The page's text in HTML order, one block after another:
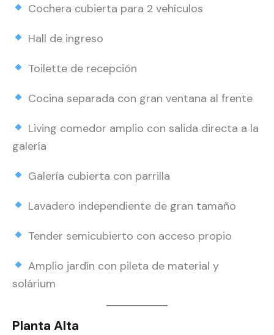
Cochera cubierta para 2 vehículos
Hall de ingreso
Toilette de recepción
Cocina separada con gran ventana al frente
Living comedor amplio con salida directa a la
galería
Galería cubierta con parrilla
Lavadero independiente de gran tamaño
Tender semicubierto con acceso propio
Amplio jardín con pileta de material y
solárium
Planta Alta